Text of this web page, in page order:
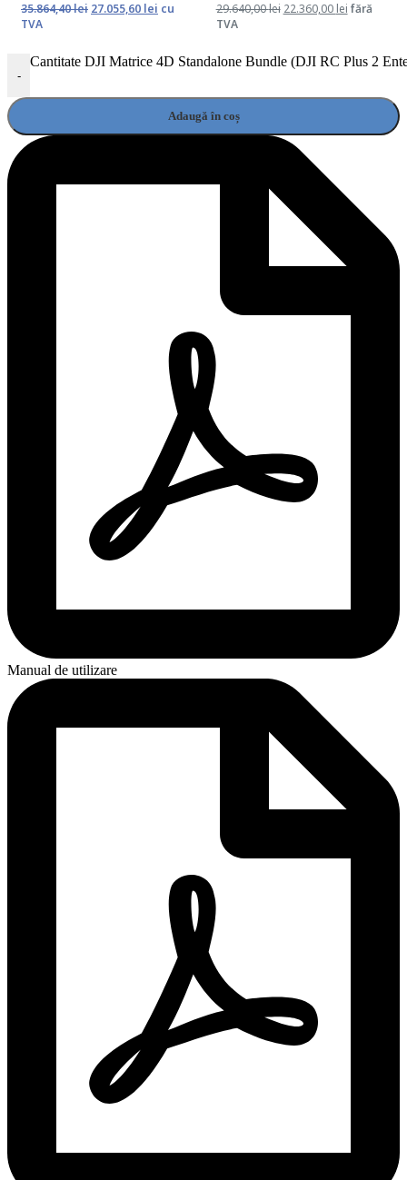
29.640,00lei 22.360,00 lei fără
TVA
35.864,40lei 27.055,60 lei cu
TVA
-
Cantitate DJI Matrice 4D Standalone Bundle (DJI RC Plus 2
Adaugă în coș
Manual de utilizare